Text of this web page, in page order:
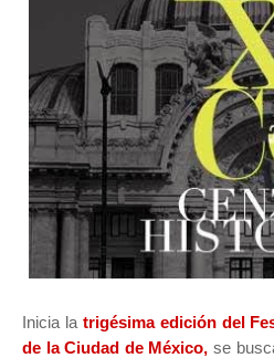
Inicia latrigésima edición del
de la Ciudad de México, se